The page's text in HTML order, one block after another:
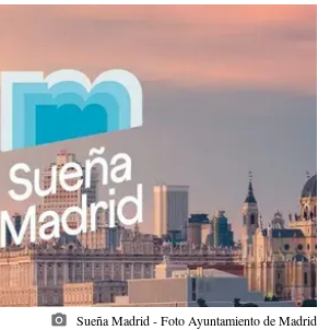
photo_camera Sueña Madrid - Foto Ayuntamiento de Madrid